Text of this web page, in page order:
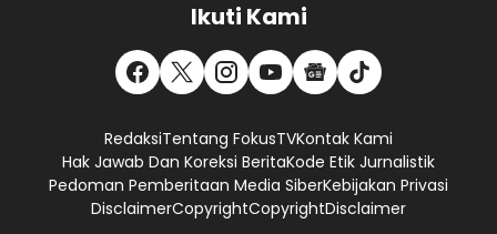
Ikuti Kami
RedaksiTentang FokusTVKontak Kami
Hak Jawab Dan Koreksi BeritaKode Etik Jurnalistik
Pedoman Pemberitaan Media SiberKebijakan Privasi
DisclaimerCopyrightCopyrightDisclaimer